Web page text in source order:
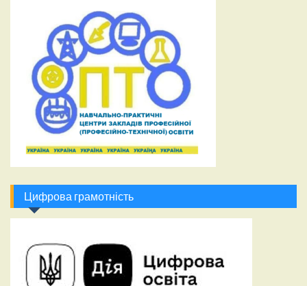
Цифрова грамотність